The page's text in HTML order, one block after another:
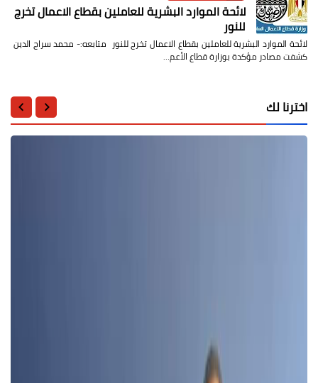
لائحة الموارد البشرية للعاملين بقطاع الاعمال تخرج
للنور
لائحة الموارد البشرية للعاملين بقطاع الاعمال تخرج للنور متابعه:- محمد سراج الدين
كشفت مصادر مؤكدة بوزارة قطاع الأعم…
اخترنا لك